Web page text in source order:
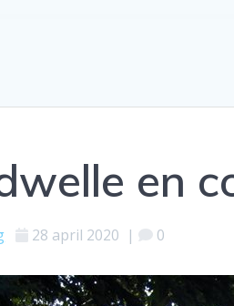
en
28 april 2020 | 0